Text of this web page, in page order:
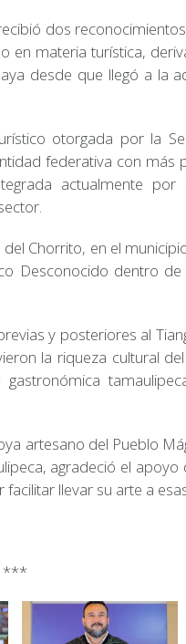
dos
en materia turística,
desde que llegó a la
otorgada por la
federativa con más
actualmente
Chorrito, en el
Desconocido dentro
y posteriores al
la riqueza cultural
artesano del Pueblo
agradeció el
llevar su arte a
***